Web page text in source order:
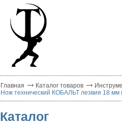
Главная Каталог товаров
Нож технический КОБАЛЬТ лезвия 18 мм
Каталог